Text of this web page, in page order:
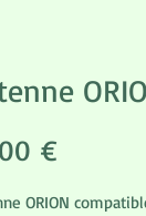
€
ORION